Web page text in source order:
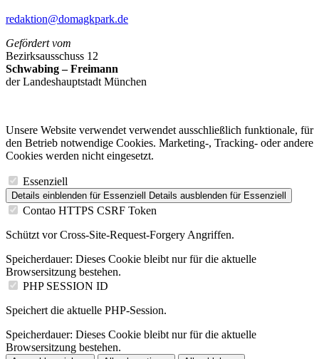
redaktion@domagkpark.de
Gefördert vom
Bezirksausschuss 12
Schwabing – Freimann
der Landeshauptstadt München
Unsere Website verwendet verwendet ausschließlich funktionale, für
den Betrieb notwendige Cookies. Marketing-, Tracking- oder andere
Cookies werden nicht eingesetzt.
Essenziell
Details einblenden für Essenziell Details ausblenden für Essenziell
Contao HTTPS CSRF Token
Schützt vor Cross-Site-Request-Forgery Angriffen.
Speicherdauer: Dieses Cookie bleibt nur für die aktuelle
Browsersitzung bestehen.
PHP SESSION ID
Speichert die aktuelle PHP-Session.
Speicherdauer: Dieses Cookie bleibt nur für die aktuelle
Browsersitzung bestehen.